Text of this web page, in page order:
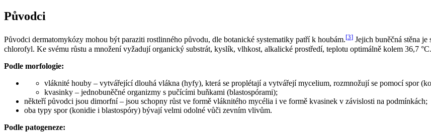
Původci
Původci dermatomykózy mohou být paraziti rostlinného původu, dle botanické systematiky patří k houbám.[3] Jejich buněčná stěna
chlorofyl. Ke svému růstu a množení vyžadují organický substrát, kyslík, vlhkost, alkalické prostředí, teplotu optimálně kolem 36,7
Podle morfologie:
vláknité houby – vytvářející dlouhá vlákna (hyfy), která se proplétají a vytvářejí mycelium, rozmnožují se pomocí spor
kvasinky – jednobuněčné organizmy s pučícími buňkami (blastospórami);
někteří původci jsou dimorfní – jsou schopny růst ve formě vláknitého mycélia i ve formě kvasinek v závislosti na podmínkách;
oba typy spor (konidie i blastospóry) bývají velmi odolné vůči zevním vlivům.
Podle patogeneze: